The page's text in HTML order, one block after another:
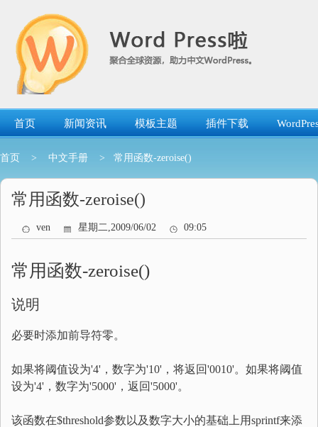
首页 新闻资讯 模板主题 插件下载
首页 > 中文手册 > 常用函数-zeroise()
常用函数-zeroise()
ven 星期二,2009/06/02 09:05
常用函数-zeroise()
说明
必要时添加前导符零。
如果将阈值设为'4'，数字为'10'，将返回'0010'。如果将阈值
设为'4'，数字为'5000'，返回'5000'。
该函数在$threshold参数以及数字大小的基础上用sprintf来添